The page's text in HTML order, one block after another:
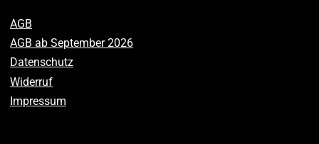
AGB
AGB ab September 2026
Datenschutz
Widerruf
Impressum